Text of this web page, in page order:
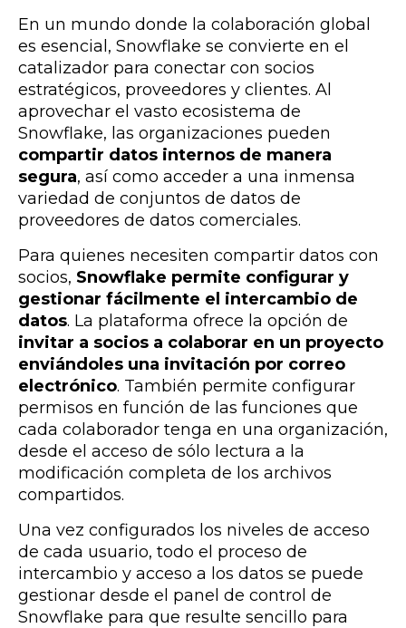
En un mundo donde la colaboración global
es esencial, Snowflake se convierte en el
catalizador para conectar con socios
estratégicos, proveedores y clientes. Al
aprovechar el vasto ecosistema de
Snowflake, las organizaciones pueden
compartir datos internos de manera
segura, así como acceder a una inmensa
variedad de conjuntos de datos de
proveedores de datos comerciales.
Para quienes necesiten compartir datos con
socios, Snowflake permite configurar y
gestionar fácilmente el intercambio de
datos. La plataforma ofrece la opción de
invitar a socios a colaborar en un proyecto
enviándoles una invitación por correo
electrónico. También permite configurar
permisos en función de las funciones que
cada colaborador tenga en una organización,
desde el acceso de sólo lectura a la
modificación completa de los archivos
compartidos.
Una vez configurados los niveles de acceso
de cada usuario, todo el proceso de
intercambio y acceso a los datos se puede
gestionar desde el panel de control de
Snowflake para que resulte sencillo para